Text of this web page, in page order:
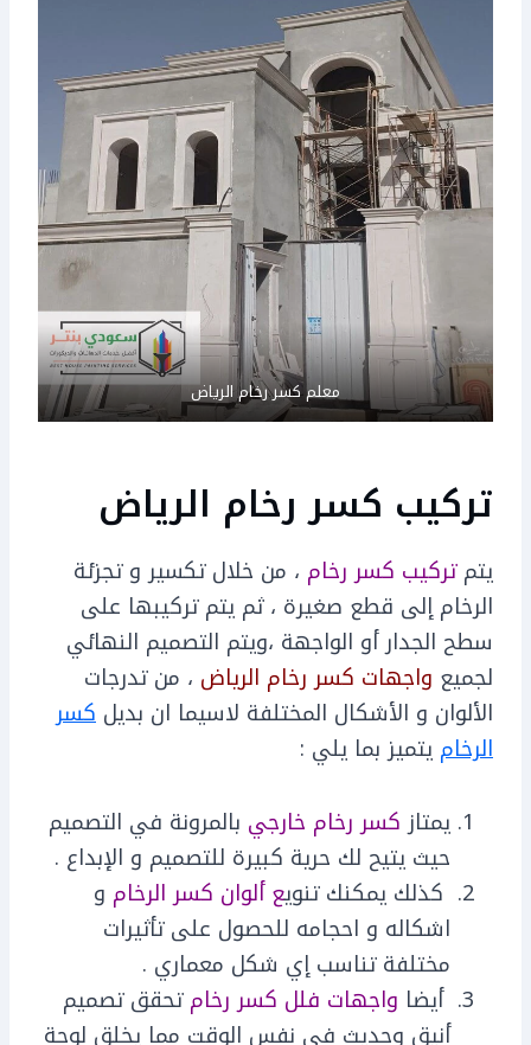
معلم كسر رخام الرياض
تركيب كسر رخام الرياض
يتمتركيب كسر رخام ، من خلال تكسير و تجزئة
الرخام إلى قطع صغيرة ، ثم يتم تركيبها على
سطح الجدار أو الواجهة ،ويتم التصميم النهائي
لجميع واجهات كسر رخام الرياض ، من تدرجات
الألوان و الأشكال المختلفة لاسيما ان بديل كسر
الرخام يتميز بما يلي :
يمتاز كسر رخام خارجي بالمرونة في التصميم
حيث يتيح لك حرية كبيرة للتصميم و الإبداع .
كذلك يمكنك تنويع ألوان كسر الرخام و
اشكاله و احجامه للحصول على تأثيرات
مختلفة تناسب إي شكل معماري .
أيضا واجهات فلل كسر رخامتحقق تصميم
أنيق وحديث في نفس الوقت مما يخلق لوحة